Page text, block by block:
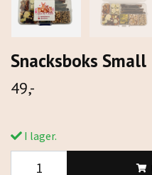
Snacksboks Small
49,-
I lager.